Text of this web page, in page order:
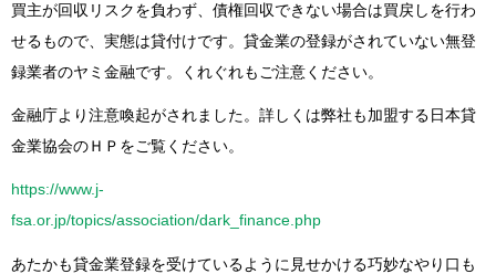
買主が回収リスクを負わず、債権回収できない場合は買戻しを行わ
せるもので、実態は貸付けです。貸金業の登録がされていない無登
録業者のヤミ金融です。くれぐれもご注意ください。
金融庁より注意喚起がされました。詳しくは弊社も加盟する日本貸
金業協会のＨＰをご覧ください。
https://www.j-
fsa.or.jp/topics/association/dark_finance.php
あたかも貸金業登録を受けているように見せかける巧妙なやり口も